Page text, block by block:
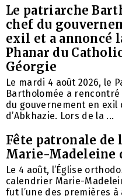
Le patriarche
chef du
exil et a annoncé
Phanar du
Géorgie
Le mardi 4 août 2026, le
Bartholomée a rencontré
du gouvernement en exil
d’Abkhazie. Lors de la ...
Fête patronale de
Marie-Madeleine
Le 4 août, l’Église
calendrier Marie-
fut l’une des premières